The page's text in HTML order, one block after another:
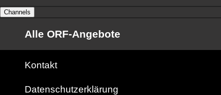
Channels
Alle ORF-Angebote
Kontakt
Datenschutzerklärung